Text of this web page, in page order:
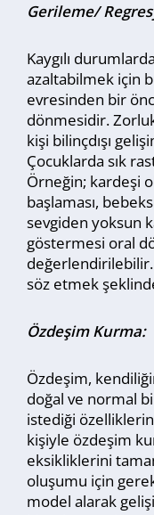
Gerileme/
Kaygılı
azaltabilmek için
evresinden bir
dönmesidir.
kişi bilinçdışı
Çocuklarda sık
Örneğin; kardeşi
başlaması,
sevgiden yoksun
göstermesi oral
değerlendirilebilir.
söz etmek
Özdeşim Kurma:
Özdeşim,
doğal ve normal
istediği
kişiyle özdeşim
eksikliklerini
oluşumu için
model alarak